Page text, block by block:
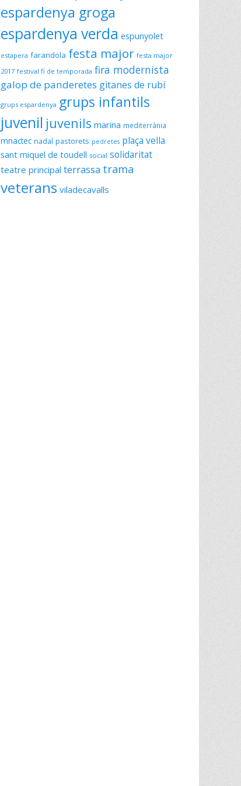
espardenya groga
espardenya verda espunyolet
estapera farandola festa major festa major
2017 festival fi de temporada fira modernista
galop de panderetes gitanes de rubí
grups espardenya grups infantils
juvenil juvenils marina mediterrània
mnactec nadal pastorets pedretes plaça vella
sant miquel de toudell social solidaritat
teatre principal terrassa trama
veterans viladecavalls